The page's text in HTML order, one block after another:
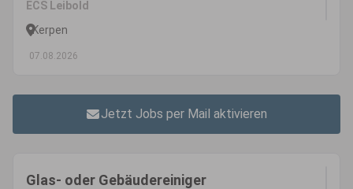
ECS Leibold
Kerpen
07.08.2026
Jetzt Jobs per Mail aktivieren
Glas- oder Gebäudereiniger